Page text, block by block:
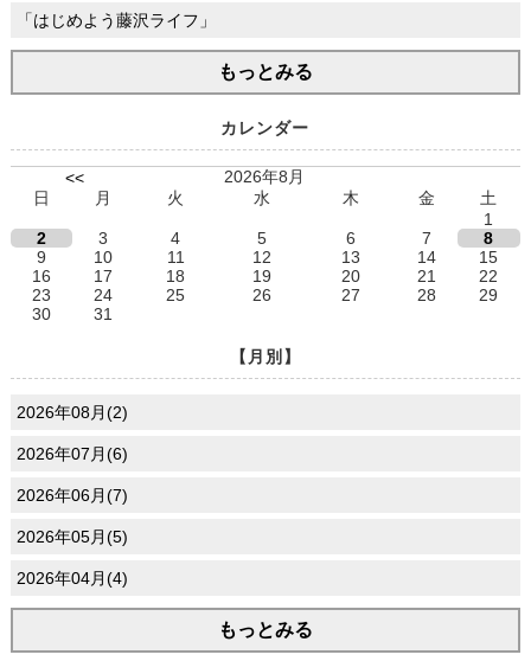
「はじめよう藤沢ライフ」
もっとみる
カレンダー
<<
2026年8月
日
月 火 水 木 金
土
1
2
3 4 5 6 7
8
9
10 11 12 13 14
15
16
17 18 19 20 21
22
23
24 25 26 27 28
29
30
31
【月別】
2026年08月(2)
2026年07月(6)
2026年06月(7)
2026年05月(5)
2026年04月(4)
もっとみる